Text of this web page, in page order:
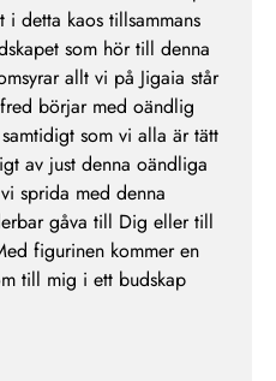
detta kaos tillsammans
som hör till denna
allt vi på Jigaia står
börjar med oändlig
som vi alla är tätt
av just denna oändliga
sprida med denna
gåva till Dig eller till
figurinen kommer en
till mig i ett budskap